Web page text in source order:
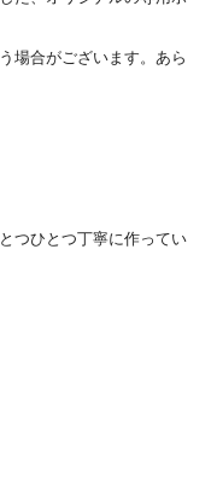
場合がございます。あら
つひとつ丁寧に作ってい